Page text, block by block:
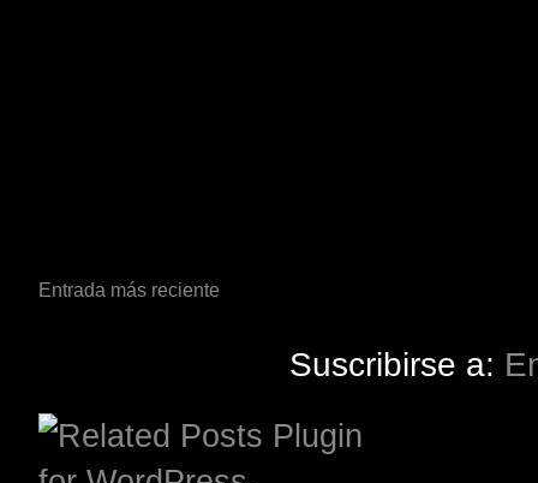
Entrada más reciente
Suscribirse a: